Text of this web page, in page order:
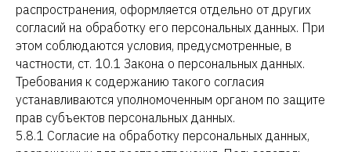
распространения, оформляется отдельно от других
согласий на обработку его персональных данных. При
этом соблюдаются условия, предусмотренные, в
частности, ст. 10.1 Закона о персональных данных.
Требования к содержанию такого согласия
устанавливаются уполномоченным органом по защите
прав субъектов персональных данных.
5.8.1 Согласие на обработку персональных данных,